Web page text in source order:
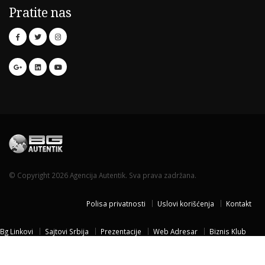
Pratite nas
© Copyright 2026 Agencija Autentik. Sva prava zadržana.
Polisa privatnosti Uslovi korišćenja Kontakt
Bg Linkovi Sajtovi Srbija Prezentacije Web Adresar
Biznis Klub